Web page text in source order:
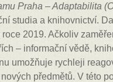
Praha – Adaptabilita
studia a knihovnictví.
2019. Ačkoliv
– informační vědě,
umožňuje rychleji
předmětů. V této